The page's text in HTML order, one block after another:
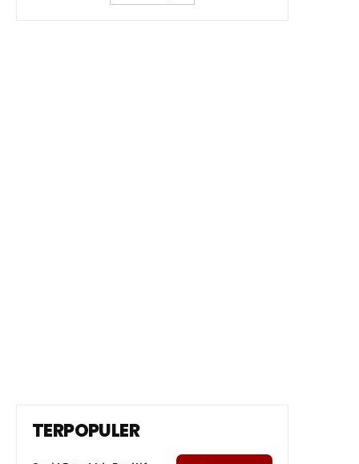
TERPOPULER